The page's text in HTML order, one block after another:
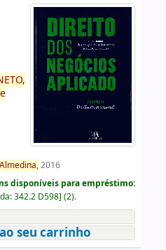
Almedina,2016
disponíveis para empréstimo:
342.2 D598] (2).
seu carrinho